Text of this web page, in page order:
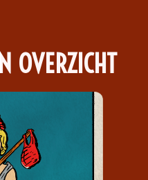
OVERZICHT